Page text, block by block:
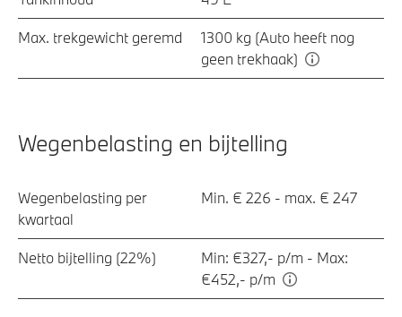
Max. trekgewicht geremd
1300 kg (Auto heeft nog
geen trekhaak)
Wegenbelasting en bijtelling
Wegenbelasting per
kwartaal
Min. € 226 - max. € 247
Netto bijtelling (22%)
Min: €327,- p/m - Max:
€452,- p/m